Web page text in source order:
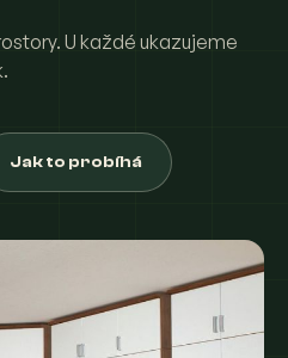
U každé ukazujeme
Jak to probíhá